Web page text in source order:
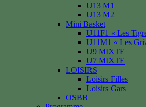
U13 M1
U13 M2
Mini Basket
U11F1 « Les
U11M1 « Les
U9 MIXTE
U7 MIXTE
LOISIRS
Loisirs Filles
Loisirs Gars
OSBB